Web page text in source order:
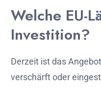
Welche EU-
Investition?
Derzeit istdasAngebot
verschärftoder